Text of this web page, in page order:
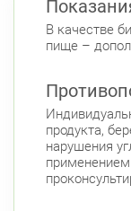
Юго-
Юго-
Московский
Парк
В качестве
пище –
продукта,
нарушения